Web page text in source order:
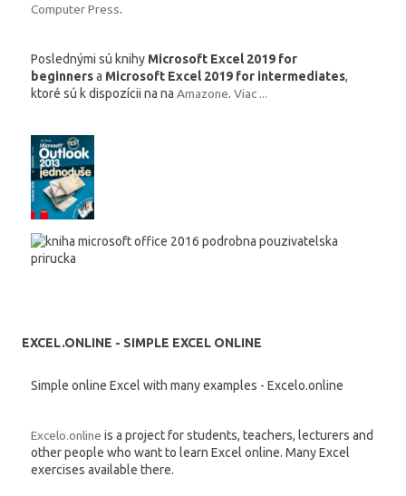
Computer Press.
Poslednými sú knihy Microsoft Excel 2019 for
beginnersa Microsoft Excel 2019 for intermediates,
ktoré sú k dispozícii na na Amazone. Viac ...
EXCEL.ONLINE - SIMPLE EXCEL ONLINE
Simple online Excel with many examples - Excelo.online
Excelo.online is a project for students, teachers, lecturers and
other people who want to learn Excel online. Many Excel
exercises available there.